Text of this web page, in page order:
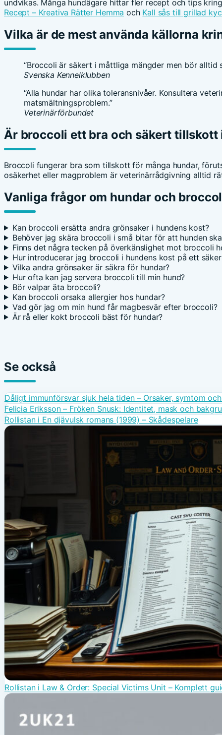
undvikas. Många hundägare hittar fler recept och tips
Recept – Kreativa Rätter Hemma och Kall sås till grillad
Vilka är de mest använda källorna
“Broccoli är säkert i måttliga mängder men bör alltid
Svenska Kennelklubben
“Alla hundar har olika toleransnivåer. Konsultera
matsmältningsproblem.”
Veterinärförbundet
Är broccoli ett bra och säkert tillskott
Broccoli fungerar bra som tillskott för många hundar,
osäkerhet eller magproblem är veterinärrådgivning alltid
Vanliga frågor om hundar och
Kan broccoli ersätta andra grönsaker i hundens kost?
Behöver jag skära broccoli i små bitar för att hunden
Finns det några tecken på överkänslighet mot broccoli
Hur introducerar jag broccoli i hundens kost på ett
Vilka andra grönsaker är säkra för hundar?
Hur ofta kan jag servera broccoli till min hund?
Bör valpar äta broccoli?
Kan broccoli orsaka allergier hos hundar?
Vad gör jag om min hund får magbesvär efter broccoli?
Är rå eller kokt broccoli bäst för hundar?
Se också
Dåligt immunförsvar sjuk hela tiden – Orsaker, symtom
Felicia Eriksson – Fröken Snusk: Identitet, mask och
Rollistan i En djävulsk romans (1999) – Skådespelare
Rollistan i Law & Order: Special Victims Unit – Komplett